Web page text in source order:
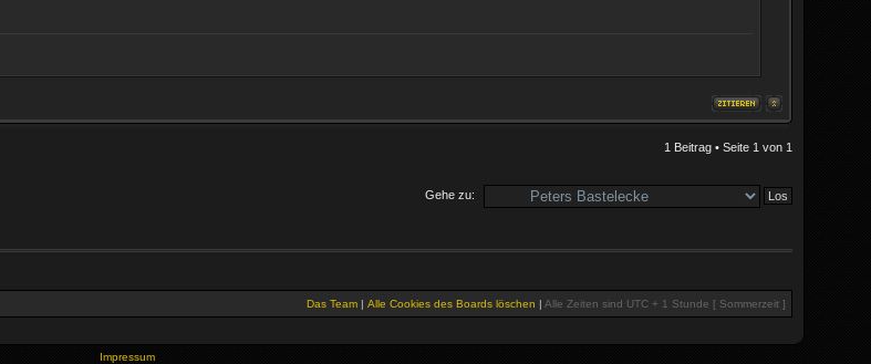
1 Beitrag • Seite 1 von 1
Gehe zu:
Das Team | Alle Cookies des Boards löschen | Alle Zeiten sind UTC + 1 Stunde [ Sommerzeit ]
Impressum